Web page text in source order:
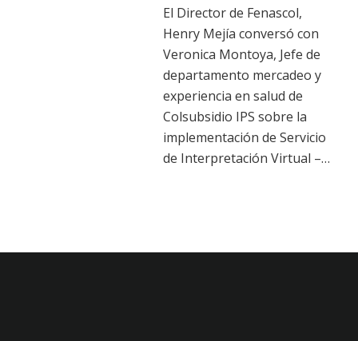
El Director de Fenascol,
Henry Mejía conversó con
Veronica Montoya, Jefe de
departamento mercadeo y
experiencia en salud de
Colsubsidio IPS sobre la
implementación de Servicio
de Interpretación Virtual –…